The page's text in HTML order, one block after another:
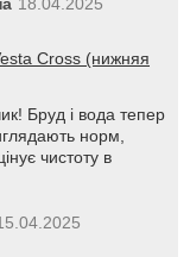
Cross (нижняя
Бруд і вода тепер
норм,
чистоту в